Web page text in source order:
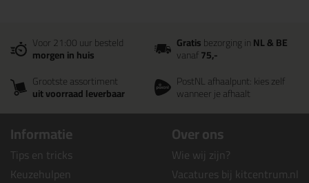
Voor 21:00 uur besteld
morgen in huis
Gratisbezorging inNL & BE
vanaf75,-
Grootste assortiment
uit voorraad leverbaar
PostNL afhaalpunt: kies zelf
wanneer je afhaalt
Informatie
Tips en tricks
Keuzehulpen
Over ons
Wie wij zijn?
Vacatures bij kitcentrum.nl